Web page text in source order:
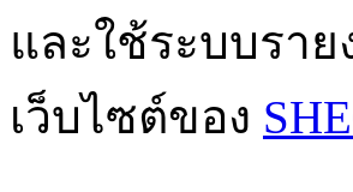
และใช้ระบบรา
เว็บไซต์ของ